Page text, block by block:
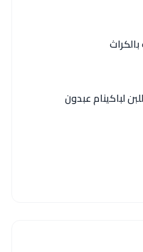
لباكينام عبدون